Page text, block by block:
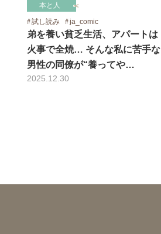
本と人
試し読み
ja_comic
弟を養い貧乏生活、アパートは
火事で全焼… そんな私に苦手な
男性の同僚が“養ってや…
2025.12.30